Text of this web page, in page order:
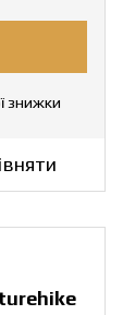
знижки